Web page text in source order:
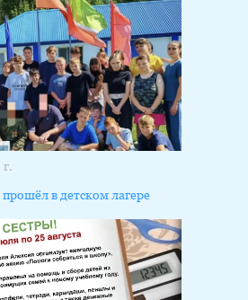
г.
в детском лагере